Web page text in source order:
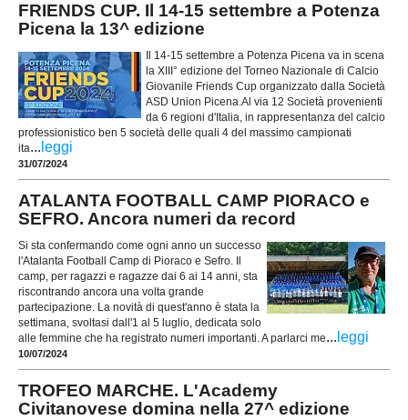
FRIENDS CUP. Il 14-15 settembre a Potenza
Picena la 13^ edizione
Il 14-15 settembre a Potenza Picena va in scena
la XIII° edizione del Torneo Nazionale di Calcio
Giovanile Friends Cup organizzato dalla Società
ASD Union Picena.Al via 12 Società provenienti
da 6 regioni d'Italia, in rappresentanza del calcio
professionistico ben 5 società delle quali 4 del massimo campionati
ita... leggi
31/07/2024
ATALANTA FOOTBALL CAMP PIORACO e
SEFRO. Ancora numeri da record
Si sta confermando come ogni anno un successo
l'Atalanta Football Camp di Pioraco e Sefro. Il
camp, per ragazzi e ragazze dai 6 ai 14 anni, sta
riscontrando ancora una volta grande
partecipazione. La novità di quest'anno è stata la
settimana, svoltasi dall'1 al 5 luglio, dedicata solo
alle femmine che ha registrato numeri importanti. A parlarci me... leggi
10/07/2024
TROFEO MARCHE. L'Academy
Civitanovese domina nella 27^ edizione